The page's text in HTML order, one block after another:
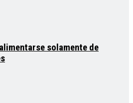
solamente de